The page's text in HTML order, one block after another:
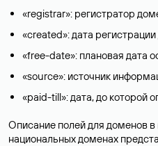
«registrar»: регистратор
«created»: дата
«free-date»: плановая дата
«source»: источник
«paid-till»: дата, до которой
Описание полей для доменов
национальных доменах